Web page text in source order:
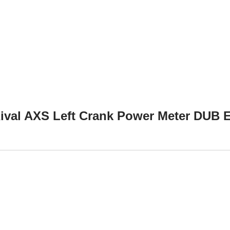
AXS Left Crank Power Meter DUB